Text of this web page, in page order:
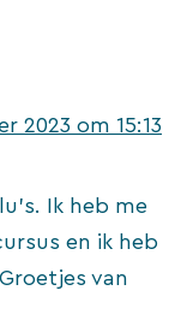
2023 om 15:13
Ik heb me
en ik heb
van